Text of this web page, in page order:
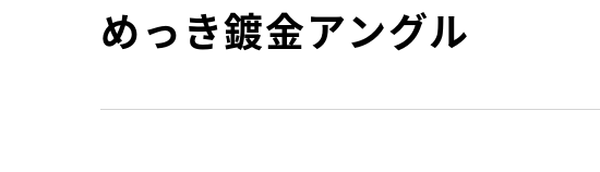
めっき鍍金アングル